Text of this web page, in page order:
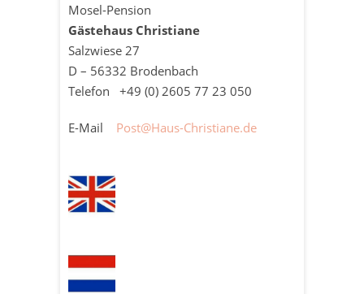
Mosel-Pension
Gästehaus Christiane
Salzwiese 27
D – 56332 Brodenbach
Telefon +49 (0) 2605 77 23 050
E-Mail Post@Haus-Christiane.de